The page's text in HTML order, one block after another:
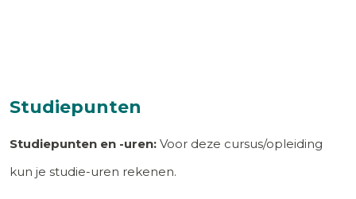
Studiepunten
Studiepunten en -uren: Voor deze cursus/opleiding
kun je studie-uren rekenen.